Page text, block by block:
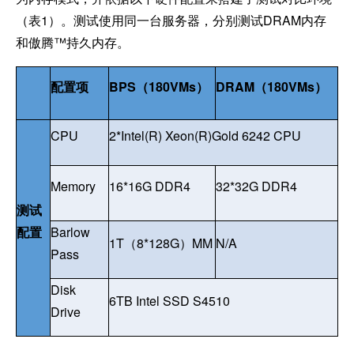
（表1）。测试使用同一台服务器，分别测试DRAM内存
和傲腾™持久内存。
配置项 BPS （180VMs） DRAM （180VMs）
测试
配置
CPU 2*Intel(R) Xeon(R)Gold 6242 CPU
Memory 16*16G DDR4 32*32G DDR4
Barlow
Pass
1T （8*128G）MM N/A
Disk
Drive
6TB Intel SSD S4510